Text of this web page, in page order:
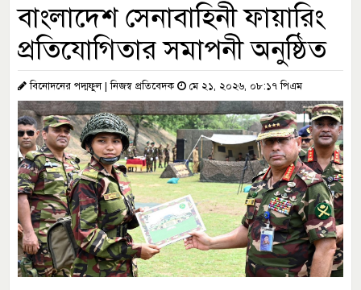
বাংলাদেশ সেনাবাহিনী ফায়ারিং
প্রতিযোগিতার সমাপনী অনুষ্ঠিত
বিনোদনের পদ্মফুল | নিজস্ব প্রতিবেদক মে ২১, ২০২৬, ০৮:১৭ পিএম